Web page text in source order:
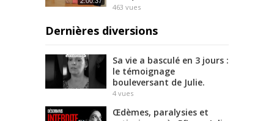
463 vues
Dernières diversions
Sa vie a basculé en 3 jours :
le témoignage
bouleversant de Julie.
4 vues
Œdèmes, paralysies et